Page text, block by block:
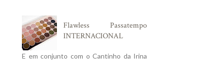
Flawless Passatempo
INTERNACIONAL
E em conjunto com o Cantinho da Irina